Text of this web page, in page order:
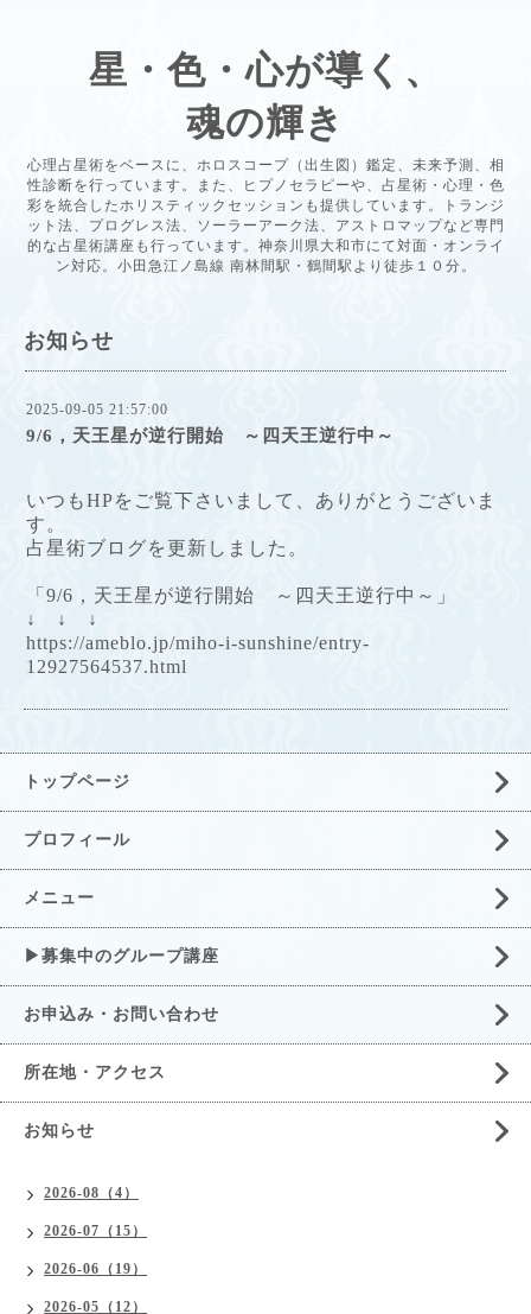
星・色・心が導く、
魂の輝き
心理占星術をベースに、ホロスコープ（出生図）鑑定、未来予測、相
性診断を行っています。また、ヒプノセラピーや、占星術・心理・色
彩を統合したホリスティックセッションも提供しています。トランジ
ット法、プログレス法、ソーラーアーク法、アストロマップなど専門
的な占星術講座も行っています。神奈川県大和市にて対面・オンライ
ン対応。小田急江ノ島線 南林間駅・鶴間駅より徒歩１０分。
お知らせ
2025-09-05 21:57:00
9/6，天王星が逆行開始 ～四天王逆行中～
いつもHPをご覧下さいまして、ありがとうございま
す。
占星術ブログを更新しました。
「9/6，天王星が逆行開始 ～四天王逆行中～」
↓ ↓ ↓
https://ameblo.jp/miho-i-sunshine/entry-
12927564537.html
トップページ
プロフィール
メニュー
▶募集中のグループ講座
お申込み・お問い合わせ
所在地・アクセス
お知らせ
2026-08（4）
2026-07（15）
2026-06（19）
2026-05（12）